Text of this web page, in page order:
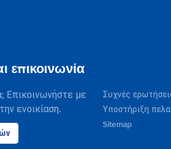
επικοινωνία
Επικοινωνήστε με
ενοικίαση.
Συχνές
Υποστήριξη
Sitemap